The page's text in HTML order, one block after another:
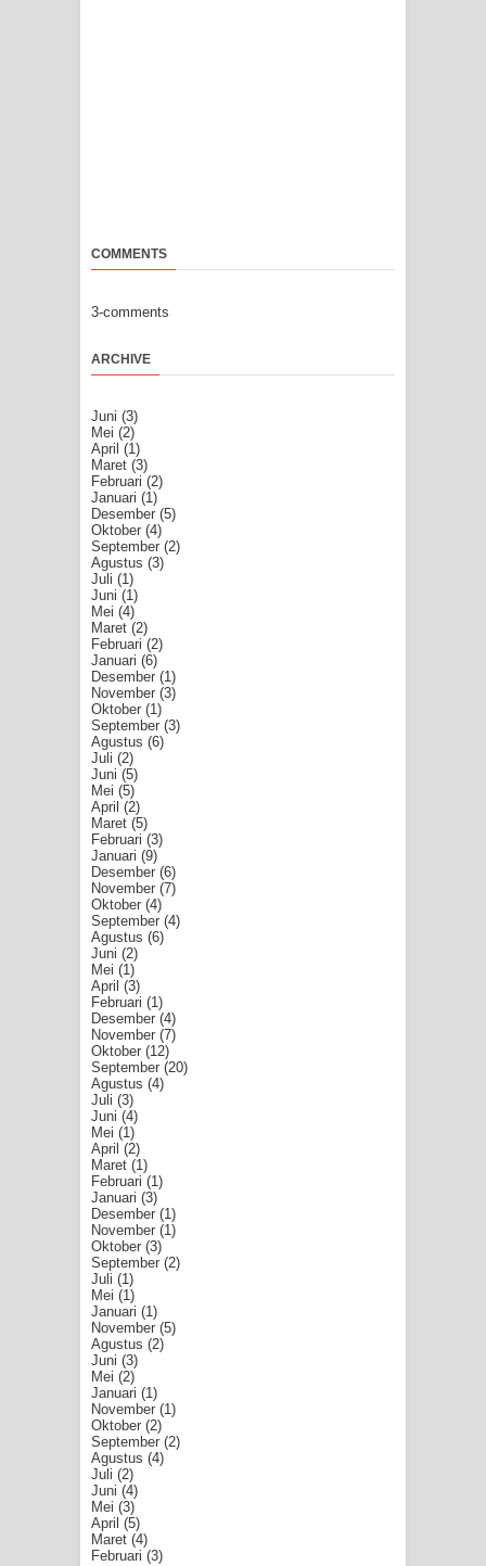
COMMENTS
3-comments
ARCHIVE
Juni (3)
Mei (2)
April (1)
Maret (3)
Februari (2)
Januari (1)
Desember (5)
Oktober (4)
September (2)
Agustus (3)
Juli (1)
Juni (1)
Mei (4)
Maret (2)
Februari (2)
Januari (6)
Desember (1)
November (3)
Oktober (1)
September (3)
Agustus (6)
Juli (2)
Juni (5)
Mei (5)
April (2)
Maret (5)
Februari (3)
Januari (9)
Desember (6)
November (7)
Oktober (4)
September (4)
Agustus (6)
Juni (2)
Mei (1)
April (3)
Februari (1)
Desember (4)
November (7)
Oktober (12)
September (20)
Agustus (4)
Juli (3)
Juni (4)
Mei (1)
April (2)
Maret (1)
Februari (1)
Januari (3)
Desember (1)
November (1)
Oktober (3)
September (2)
Juli (1)
Mei (1)
Januari (1)
November (5)
Agustus (2)
Juni (3)
Mei (2)
Januari (1)
November (1)
Oktober (2)
September (2)
Agustus (4)
Juli (2)
Juni (4)
Mei (3)
April (5)
Maret (4)
Februari (3)